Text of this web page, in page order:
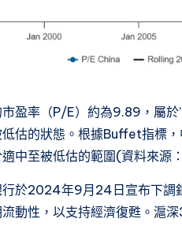
盈率（P/E）約為9.89，屬
低估的狀態。根據Buffet指標
中至被低估的範圍​(資料來源：
行於2024年9月24日宣布下調
流動性，以支持經濟復甦。滬